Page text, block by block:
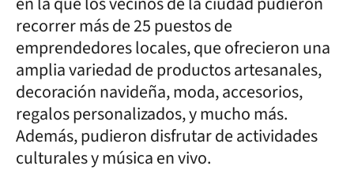
recorrer más de 25 puestos de
emprendedores locales, que ofrecieron una
amplia variedad de productos artesanales,
decoración navideña, moda, accesorios,
regalos personalizados, y mucho más.
Además, pudieron disfrutar de actividades
culturales y música en vivo.